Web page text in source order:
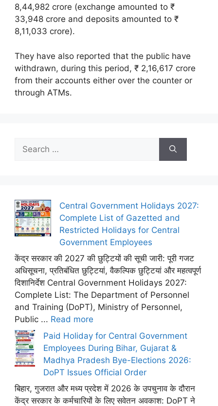
8,44,982 crore (exchange amounted to ₹
33,948 crore and deposits amounted to ₹
8,11,033 crore).
They have also reported that the public have
withdrawn, during this period, ₹ 2,16,617 crore
from their accounts either over the counter or
through ATMs.
for:
Central Government Holidays 2027:
Complete List of Gazetted and
Restricted Holidays for Central
Government Employees
केंद्र सरकार की 2027 की छुट्टियों की सूची जारी: पूरी गजट
अधिसूचना, प्रतिबंधित छुट्टियां, वैकल्पिक छुट्टियां और महत्वपूर्ण
दिशानिर्देश Central Government Holidays 2027:
Complete List: The Department of Personnel
and Training (DoPT), Ministry of Personnel,
Public ... Read more
Paid Holiday for Central Government
Employees During Bihar, Gujarat &
Madhya Pradesh Bye-Elections 2026:
DoPT Issues Official Order
बिहार, गुजरात और मध्य प्रदेश में 2026 के उपचुनाव के दौरान
केंद्र सरकार के कर्मचारियों के लिए सवेतन अवकाश: DoPT ने